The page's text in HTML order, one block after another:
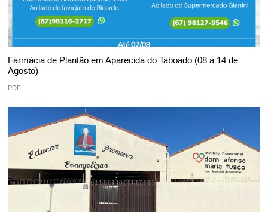
Farmácia de Plantão em Aparecida do Taboado (08 a 14 de
Agosto)
PDF